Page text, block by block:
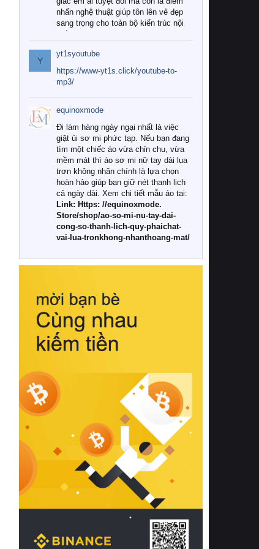
nhấn nghệ thuật giúp tôn lên vẻ đẹp
sang trọng cho toàn bộ kiến trúc nội
Tuy nhiên, giữa thị trường đa dạng
với vô vàn thương hiệu và mẫu mã
như hiện nay, làm thế nào để chọn
được những bộ chăn ga gối đệm cao
cấp thực sự chất lượng, phù hợp với
khí hậu và nhu cầu sử dụng của gia
đình? Hãy cùng chúng tôi đi tìm lời
giải đáp chi tiết qua bài viết dưới đây.
1. Tại sao các gia đình hiện đại lại ưa
chuộng chăn ga gối đệm cao cấp?
Khác với các dòng sản phẩm thông
thường, những bộ chăn ga gối đệm
cao cấp trải qua quy trình sản xuất
nghiêm ngặt từ khâu chọn lọc nguyên
liệu tự nhiên đến công nghệ dệt
nhuộm hiện đại không chứa hóa chất
này, bạn sẽ cảm nhận rõ rệt sự khác
hồi chuẩn xác của phần đệm nâng đỡ
cột sống.
Bên cạnh đó, việc lựa chọn các dòng
sản phẩm đạt chuẩn chất lượng quốc
tế còn giúp ngăn ngừa tình trạng kích
khuẩn và nấm mốc trong điều kiện
thời tiết nóng ẩm. Bạn có thể tìm hiểu
thêm các nghiên cứu khoa học về tác
động của giấc ngủ và môi trường
phòng ngủ đối với sức khỏe con
người tại Sleep Foundation (External
Link) để có cái nhìn toàn diện hơn.
2. Các tiêu chí vàng khi lựa chọn
chăn ga gối đệm cao cấp cho phòng
ngủ
Để sở hữu một bộ chăn ga gối đệm
cao cấp hoàn hảo cả về thẩm mỹ lẫn
công năng, người tiêu dùng cần cân
nhắc kỹ lưỡng các tiêu chí quan trọng
Y
yt1syoutube
https://www-yt1s.click/youtube-to-
mp3/
equinoxmode
Đi làm hàng ngày ngại nhất là việc
giặt ủi sơ mi phức tạp. Nếu bạn đang
tìm một chiếc áo vừa chỉn chu, vừa
mềm mát thì áo sơ mi nữ tay dài lụa
trơn không nhăn chính là lựa chọn
hoàn hảo giúp bạn giữ nét thanh lịch
cả ngày dài. Xem chi tiết mẫu áo tại:
Link: Https: //equinoxmode.
Store/shop/ao-so-mi-nu-tay-dai-
cong-so-thanh-lich-quy-phaichat-
vai-lua-tronkhong-nhanthoang-mat/